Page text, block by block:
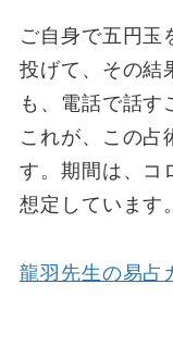
ご自身で五円玉
投げて、その結
も、電話で話す
これが、この占
す。期間は、コ
想定しています。
龍羽先生の易占